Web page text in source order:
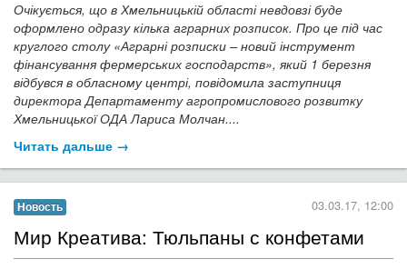
Очікується, що в Хмельницькій області невдовзі буде
оформлено одразу кілька аграрних розписок. Про це під час
круглого столу «Аграрні розписки – новий інструмент
фінансування фермерських господарств», який 1 березня
відбувся в обласному центрі, повідомила заступниця
директора Департаменту агропромислового розвитку
Хмельницької ОДА Лариса Молчан....
Читать дальше →
Новость 03.03.17, 12:00
Мир Креатива: Тюльпаны с конфетами